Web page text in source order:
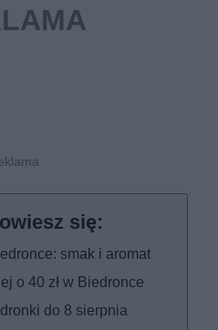
smak i aromat
o 40 zł w Biedronce
do 8 sierpnia